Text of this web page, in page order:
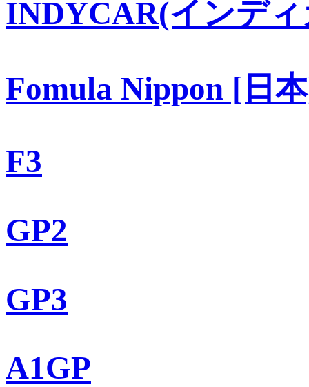
INDYCAR(インデ
Fomula Nippon [日
F3
GP2
GP3
A1GP